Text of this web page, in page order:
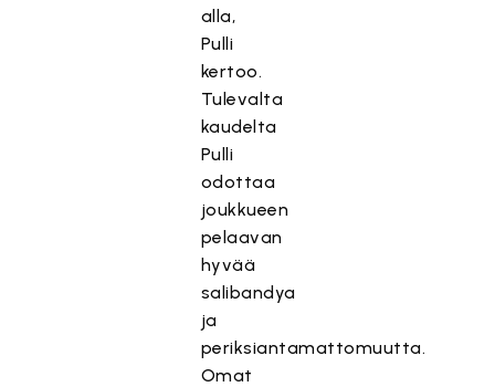
alla,
Pulli
kertoo.
Tulevalta
kaudelta
Pulli
odottaa
joukkueen
pelaavan
hyvää
salibandya
ja
periksiantamattomuutta.
Omat